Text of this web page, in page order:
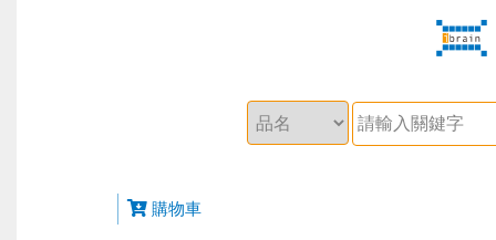
購物車